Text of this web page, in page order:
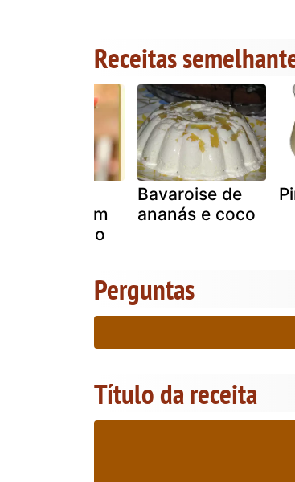
Receitas
com
de coco
Bavaroise de
ananás e coco
Perguntas
Título da receita